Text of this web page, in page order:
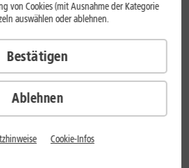
IMTEST und zafaco erzielt 1&1 die
Gegenüber dem Vorjahr
nochmals leicht (2025: 1,31).
mehr als 3,8 Millionen
und dem Netzwerkspezialisten
des IMTEST
1&1:
Ablehnen
von Cookies (mit Ausnahme der Kategorie
auswählen oder ablehnen.
Bestätigen
Cookie-Infos